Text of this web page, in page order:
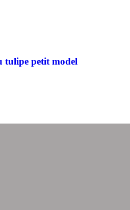
tulipe petit model